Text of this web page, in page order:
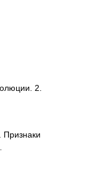
2.